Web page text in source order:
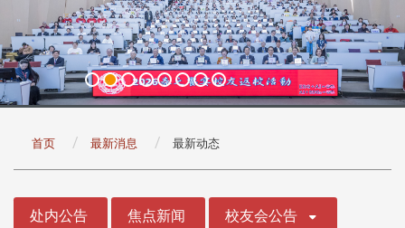
首页 最新消息 最新动态
处内公告 焦点新闻 校友会公告